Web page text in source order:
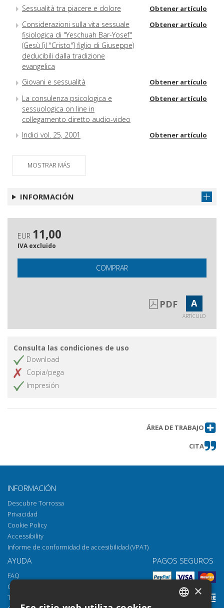
Sessualità tra piacere e dolore Obtener artículo
Considerazioni sulla vita sessuale
fisiologica di "Yeschuah Bar-Yosef"
(Gesù [il "Cristo"] figlio di Giuseppe)
deducibili dalla tradizione
evangelica
Obtener artículo
Giovani e sessualità Obtener artículo
La consulenza psicologica e
sessuologica on line in
collegamento diretto audio-video
Obtener artículo
Indici vol. 25, 2001 Obtener artículo
MOSTRAR MÁS
INFORMACIÓN
EUR 11,00
IVA excluido
COMPRAR
PDF A
ARTÍCULO
Consulta las condiciones de uso
Download
Copia/pega
Impresión
ÁREA DE TRABAJO
CITA
INFORMACIÓN
Descubre Torrossa
Privacidad
Cookie Policy
Accessibility
Informe de conformidad de accesibilidad (VPAT)
AYUDA
FAQ
Cómo abrir los archivos
Torrossa Reader
PAGOS SEGUROS
×